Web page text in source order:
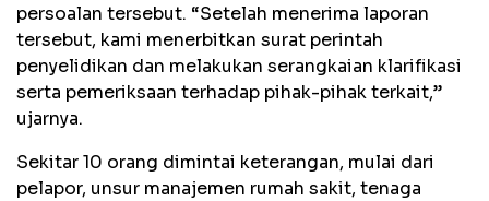
persoalan tersebut. “Setelah menerima laporan
tersebut, kami menerbitkan surat perintah
penyelidikan dan melakukan serangkaian klarifikasi
serta pemeriksaan terhadap pihak-pihak terkait,”
ujarnya.
Sekitar 10 orang dimintai keterangan, mulai dari
pelapor, unsur manajemen rumah sakit, tenaga